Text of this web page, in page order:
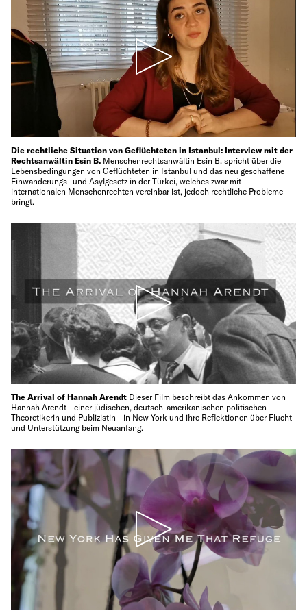
Die rechtliche Situation von Geflüchteten in Istanbul: Interview mit der
Rechtsanwältin Esin B. Menschenrechtsanwältin Esin B. spricht über die
Lebensbedingungen von Geflüchteten in Istanbul und das neu geschaffene
Einwanderungs- und Asylgesetz in der Türkei, welches zwar mit
internationalen Menschenrechten vereinbar ist, jedoch rechtliche Probleme
bringt.
The Arrival of Hannah Arendt Dieser Film beschreibt das Ankommen von
Hannah Arendt - einer jüdischen, deutsch-amerikanischen politischen
Theoretikerin und Publizistin - in New York und ihre Reflektionen über Flucht
und Unterstützung beim Neuanfang.